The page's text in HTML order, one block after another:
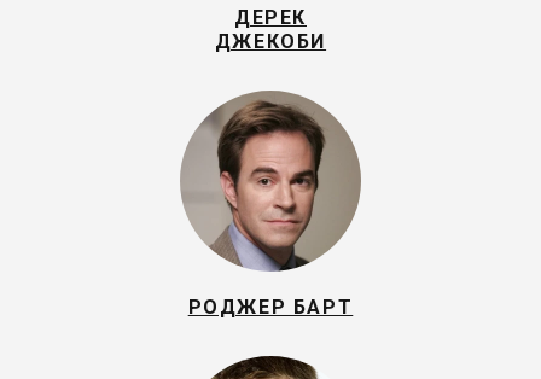
ДЕРЕК
ДЖЕКОБИ
РОДЖЕР БАРТ